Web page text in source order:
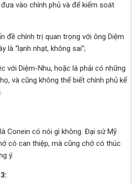
vào chính phủ và để kiểm soát
đề chính trị quan trọng với ông Diệm
là “lạnh nhạt, không sai”;
với Diệm-Nhu, hoặc là phải có những
và cũng không thể biết chính phủ kế
Conein có nói gì không. Đại sứ Mỹ
có can thiệp, mà cũng chớ có thúc
ý.